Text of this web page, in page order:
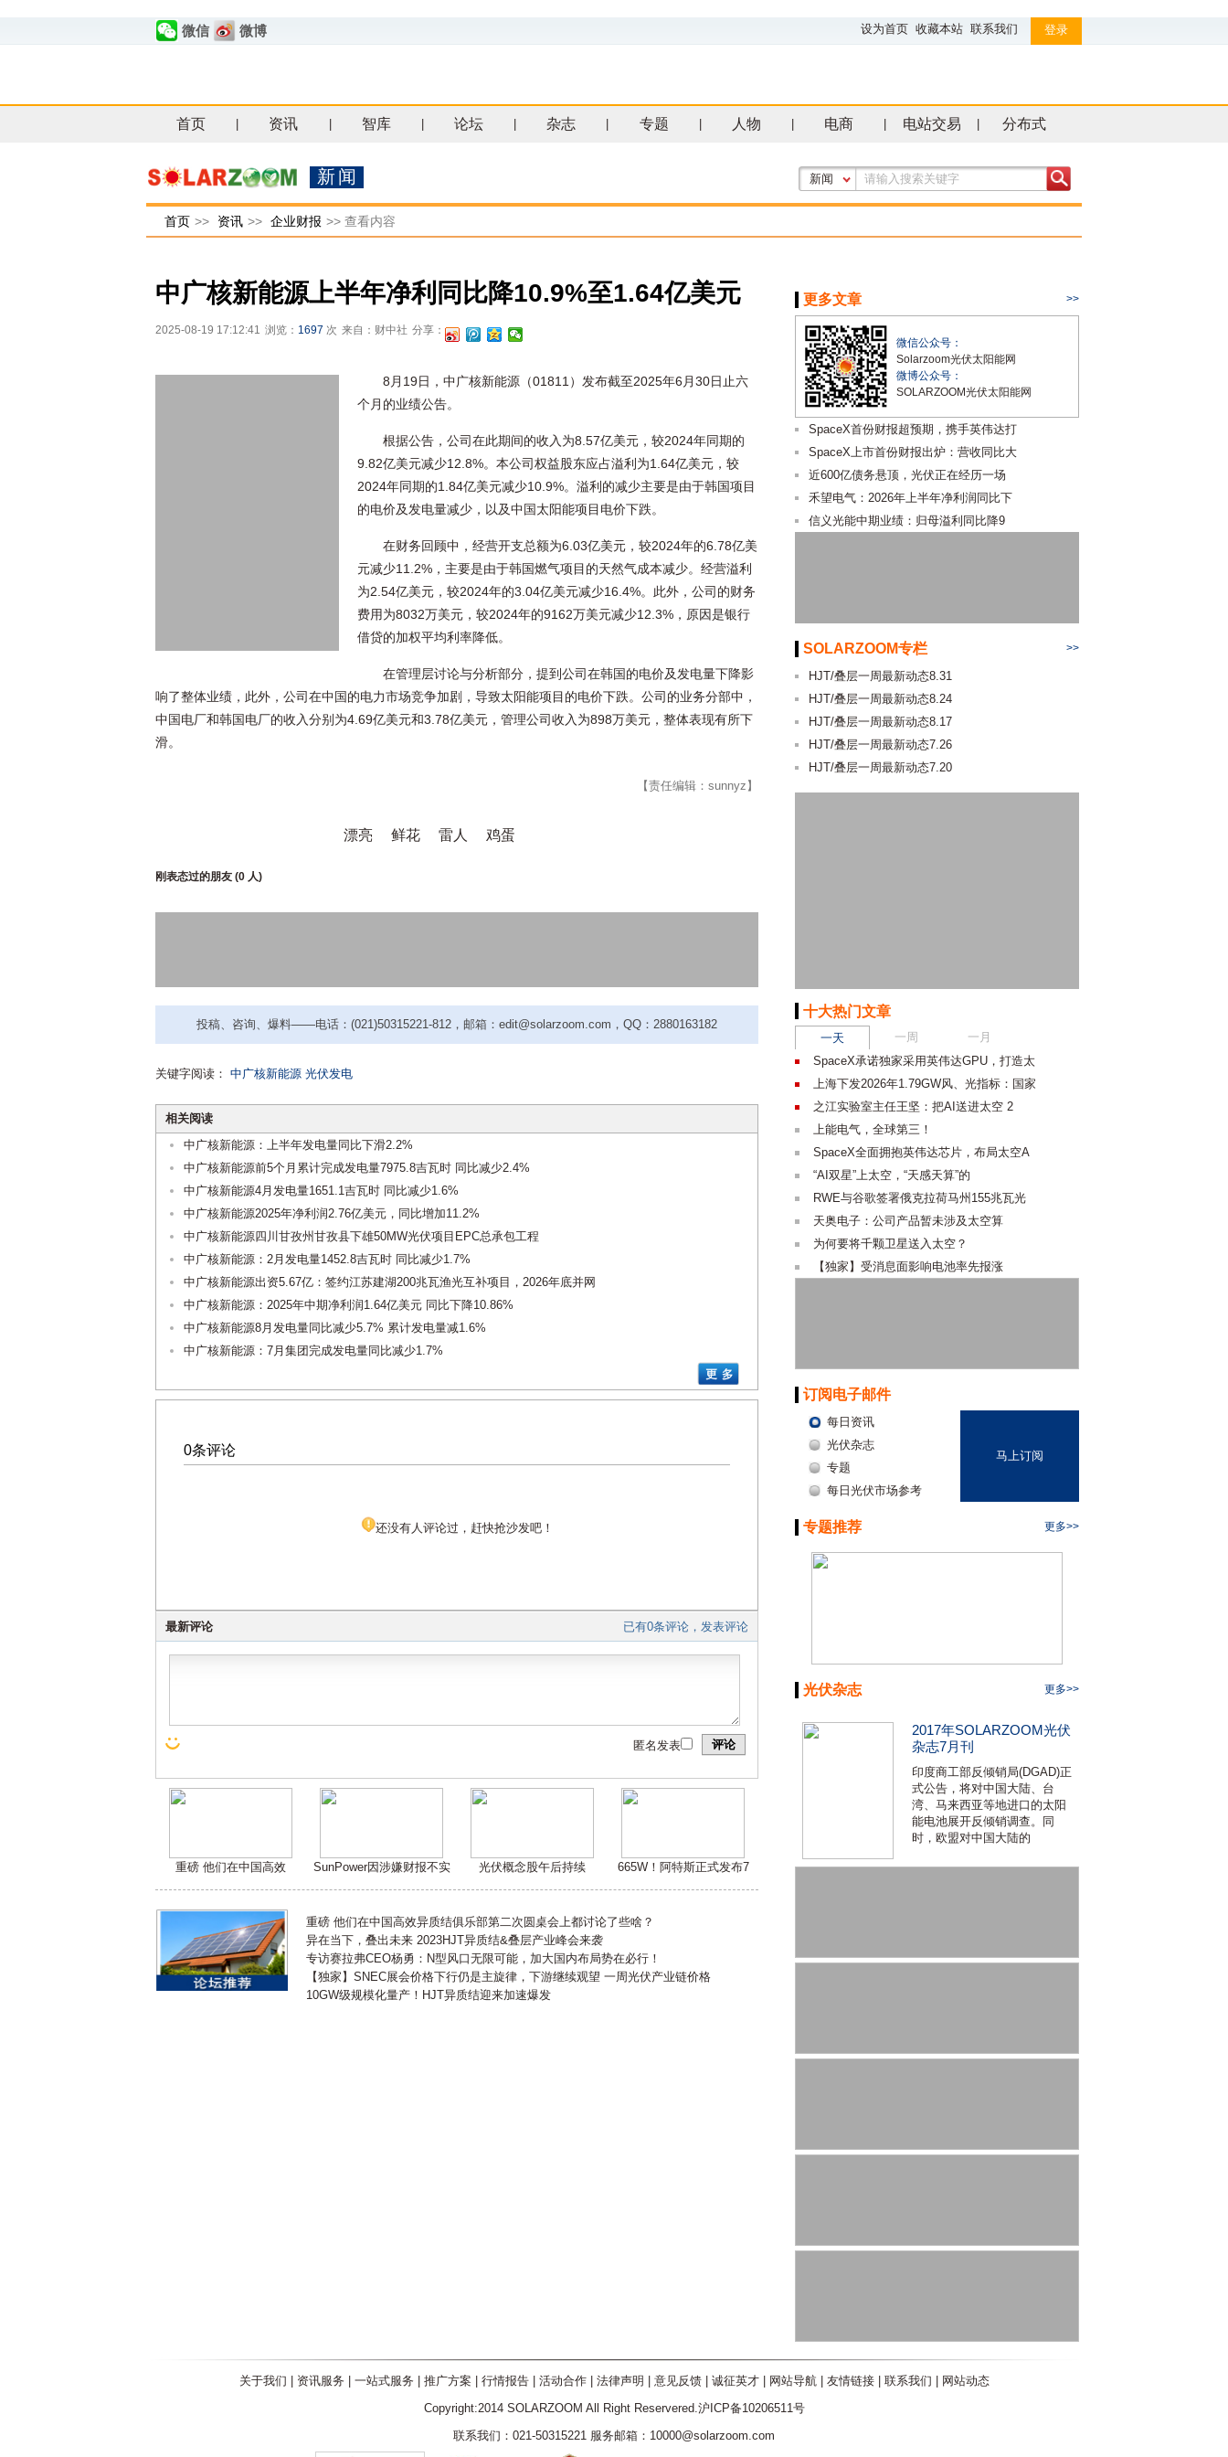
微信 微博 设为首页 收藏本站 联系我们 登录
首页 资讯 智库 论坛 杂志 专题 人物 电商 电站交易 分布式
新闻 新闻
首页 >> 资讯 >> 企业财报 >> 查看内容
中广核新能源上半年净利同比降10.9%至1.64亿美元
2025-08-19 17:12:41 浏览： 1697 次 来自：财中社 分享：
8月19日，中广核新能源（01811）发布截至2025年6月30日止六
个月的业绩公告。
根据公告，公司在此期间的收入为8.57亿美元，较2024年同期的
9.82亿美元减少12.8%。本公司权益股东应占溢利为1.64亿美元，较
2024年同期的1.84亿美元减少10.9%。溢利的减少主要是由于韩国项目
的电价及发电量减少，以及中国太阳能项目电价下跌。
在财务回顾中，经营开支总额为6.03亿美元，较2024年的6.78亿美
元减少11.2%，主要是由于韩国燃气项目的天然气成本减少。经营溢利
为2.54亿美元，较2024年的3.04亿美元减少16.4%。此外，公司的财务
费用为8032万美元，较2024年的9162万美元减少12.3%，原因是银行
借贷的加权平均利率降低。
在管理层讨论与分析部分，提到公司在韩国的电价及发电量下降影
响了整体业绩，此外，公司在中国的电力市场竞争加剧，导致太阳能项目的电价下跌。公司的业务分部中，
中国电厂和韩国电厂的收入分别为4.69亿美元和3.78亿美元，管理公司收入为898万美元，整体表现有所下
滑。
【责任编辑：sunnyz】
漂亮 鲜花 雷人 鸡蛋
刚表态过的朋友 (0 人)
投稿、咨询、爆料——电话：(021)50315221-812，邮箱：edit@solarzoom.com，QQ：2880163182
关键字阅读： 中广核新能源 光伏发电
相关阅读
中广核新能源：上半年发电量同比下滑2.2%
中广核新能源前5个月累计完成发电量7975.8吉瓦时 同比减少2.4%
中广核新能源4月发电量1651.1吉瓦时 同比减少1.6%
中广核新能源2025年净利润2.76亿美元，同比增加11.2%
中广核新能源四川甘孜州甘孜县下雄50MW光伏项目EPC总承包工程
中广核新能源：2月发电量1452.8吉瓦时 同比减少1.7%
中广核新能源出资5.67亿：签约江苏建湖200兆瓦渔光互补项目，2026年底并网
中广核新能源：2025年中期净利润1.64亿美元 同比下降10.86%
中广核新能源8月发电量同比减少5.7% 累计发电量减1.6%
中广核新能源：7月集团完成发电量同比减少1.7%
0条评论
还没有人评论过，赶快抢沙发吧！
已有0条评论，发表评论
最新评论
评论
匿名发表
重磅 他们在中国高效 SunPower因涉嫌财报不实 光伏概念股午后持续 665W！阿特斯正式发布7
重磅 他们在中国高效异质结俱乐部第二次圆桌会上都讨论了些啥？
异在当下，叠出未来 2023HJT异质结&叠层产业峰会来袭
专访赛拉弗CEO杨勇：N型风口无限可能，加大国内布局势在必行！
【独家】SNEC展会价格下行仍是主旋律，下游继续观望 一周光伏产业链价格
10GW级规模化量产！HJT异质结迎来加速爆发
更多文章 >>
微信公众号：
Solarzoom光伏太阳能网
微博公众号：
SOLARZOOM光伏太阳能网
SpaceX首份财报超预期，携手英伟达打
SpaceX上市首份财报出炉：营收同比大
近600亿债务悬顶，光伏正在经历一场
禾望电气：2026年上半年净利润同比下
信义光能中期业绩：归母溢利同比降9
SOLARZOOM专栏 >>
HJT/叠层一周最新动态8.31
HJT/叠层一周最新动态8.24
HJT/叠层一周最新动态8.17
HJT/叠层一周最新动态7.26
HJT/叠层一周最新动态7.20
十大热门文章
一天 一周
一月
SpaceX承诺独家采用英伟达GPU，打造太
上海下发2026年1.79GW风、光指标：国家
之江实验室主任王坚：把AI送进太空 2
上能电气，全球第三！
SpaceX全面拥抱英伟达芯片，布局太空A
“AI双星”上太空，“天感天算”的
RWE与谷歌签署俄克拉荷马州155兆瓦光
天奥电子：公司产品暂未涉及太空算
为何要将千颗卫星送入太空？
【独家】受消息面影响电池率先报涨
订阅电子邮件
每日资讯
光伏杂志
专题
每日光伏市场参考
马上订阅
专题推荐 更多>>
光伏杂志 更多>>
2017年SOLARZOOM光伏
杂志7月刊
印度商工部反倾销局(DGAD)正
式公告，将对中国大陆、台
湾、马来西亚等地进口的太阳
能电池展开反倾销调查。同
时，欧盟对中国大陆的
关于我们 资讯服务 一站式服务 推广方案 行情报告| 活动合作| 法律声明 意见反馈| 诚征英才| 网站导航| 友情链接| 联系我们
网站动态
Copyright:2014 SOLARZOOM All Right Reservered.沪ICP备10206511号
联系我们：021-50315221 服务邮箱：10000@solarzoom.com